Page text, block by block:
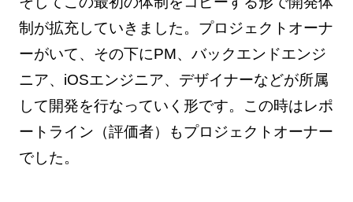
制が拡充していきました。プロジェクトオーナ
ーがいて、その下にPM、バックエンドエンジ
ニア、iOSエンジニア、デザイナーなどが所属
して開発を行なっていく形です。この時はレポ
ートライン（評価者）もプロジェクトオーナー
でした。